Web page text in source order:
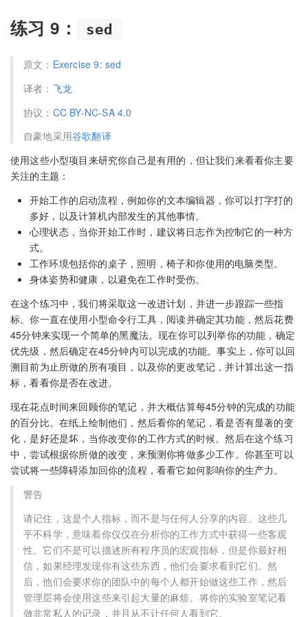
练习 9： sed
原文： Exercise 9: sed
译者： 飞龙
协议： CC BY-NC-SA 4.0
自豪地采用谷歌翻译
使用这些小型项目来研究你自己是有用的，但让我们来看看你主要
关注的主题：
开始工作的启动流程，例如你的文本编辑器，你可以打字打的
多好，以及计算机内部发生的其他事情。
心理状态，当你开始工作时，建议将日志作为控制它的一种方
式。
工作环境包括你的桌子，照明，椅子和你使用的电脑类型。
身体姿势和健康，以避免在工作时受伤。
在这个练习中，我们将采取这一改进计划，并进一步跟踪一些指
标。你一直在使用小型命令行工具，阅读并确定其功能，然后花费
45分钟来实现一个简单的黑魔法。现在你可以列举你的功能，确定
优先级，然后确定在45分钟内可以完成的功能。事实上，你可以回
溯目前为止所做的所有项目，以及你的更改笔记，并计算出这一指
标，看看你是否在改进。
现在花点时间来回顾你的笔记，并大概估算每45分钟的完成的功能
的百分比。在纸上绘制他们，然后看你的笔记，看是否有显著的变
化，是好还是坏，当你改变你的工作方式的时候。然后在这个练习
中，尝试根据你所做的改变，来预测你将做多少工作。你甚至可以
尝试将一些障碍添加回你的流程，看看它如何影响你的生产力。
警告
请记住，这是个人指标，而不是与任何人分享的内容。这些几
乎不科学，意味着你仅仅在分析你的工作方式中获得一些客观
性。它们不是可以描述所有程序员的宏观指标，但是你最好相
信，如果经理发现你有这些东西，他们会要求看到它们。然
后，他们会要求你的团队中的每个人都开始做这些工作，然后
管理层将会使用这些来引起大量的麻烦。将你的实验室笔记看
做非常私人的记录，并且从不让任何人看到它。